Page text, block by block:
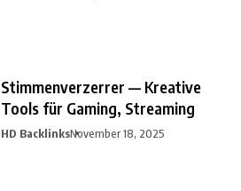
Stimmenverzerrer — Kreative
Tools für Gaming, Streaming
HD BacklinksNovember 18, 2025